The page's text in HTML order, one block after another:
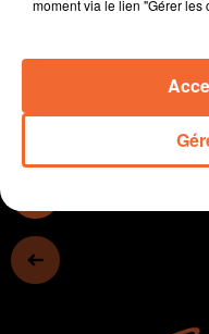
Le château de Saint
moment via le lien "Gérer